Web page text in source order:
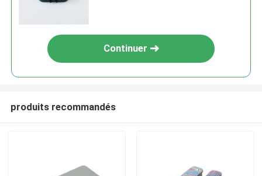
Continuer
produits recommandés